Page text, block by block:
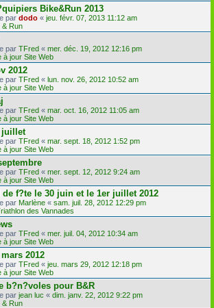
Bike&Run 2013
par dodo « jeu. févr. 07, 2013 11:12 am
& Run
par TFred « mer. déc. 19, 2012 12:16 pm
à jour Site Web
2012
par TFred « lun. nov. 26, 2012 10:52 am
à jour Site Web
par TFred « mar. oct. 16, 2012 11:05 am
à jour Site Web
juillet
par TFred « mar. sept. 18, 2012 1:52 pm
à jour Site Web
par TFred « mer. sept. 12, 2012 9:24 am
à jour Site Web
de f?te le 30 juin et le 1er juillet 2012
par Marlène « sam. juil. 28, 2012 12:29 pm
des Vannades
par TFred « mer. juil. 04, 2012 10:34 am
à jour Site Web
2012
par TFred « jeu. mars 29, 2012 12:18 pm
à jour Site Web
b?n?voles pour B&R
par jean luc « dim. janv. 22, 2012 9:22 pm
& Run